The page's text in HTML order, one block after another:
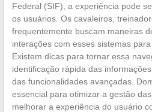
Federal (SIF), a experiência pode
os usuários. Os cavaleiros,
frequentemente buscam maneiras
interações com esses sistemas
Existem dicas para tornar essa
identificação rápida das
das funcionalidades avançadas.
essencial para otimizar a gestão
melhorar a experiência do usuário